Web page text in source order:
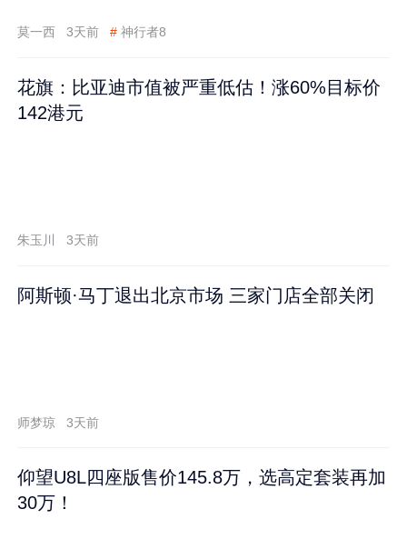
莫一西 3天前 # 神行者8
花旗：比亚迪市值被严重低估！涨60%目标价
142港元
朱玉川 3天前
阿斯顿·马丁退出北京市场 三家门店全部关闭
师梦琼 3天前
仰望U8L四座版售价145.8万，选高定套装再加
30万！